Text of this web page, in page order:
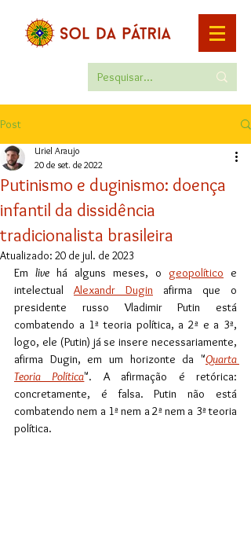
Post
Putinismo e duginismo: doença
infantil da dissidência
tradicionalista brasileira
Uriel Araujo
20 de set. de 2022
Atualizado: 20 de jul. de 2023
Em live há alguns meses, o geopolítico e
intelectual Alexandr Dugin afirma que o
presidente russo Vladimir Putin está
combatendo a 1ª teoria política, a 2ª e a 3ª,
logo, ele (Putin) já se insere necessariamente,
afirma Dugin, em um horizonte da "Quarta
Teoria Política". A afirmação é retórica:
concretamente, é falsa. Putin não está
combatendo nem a 1ª nem a 2ª nem a 3ª teoria
política.